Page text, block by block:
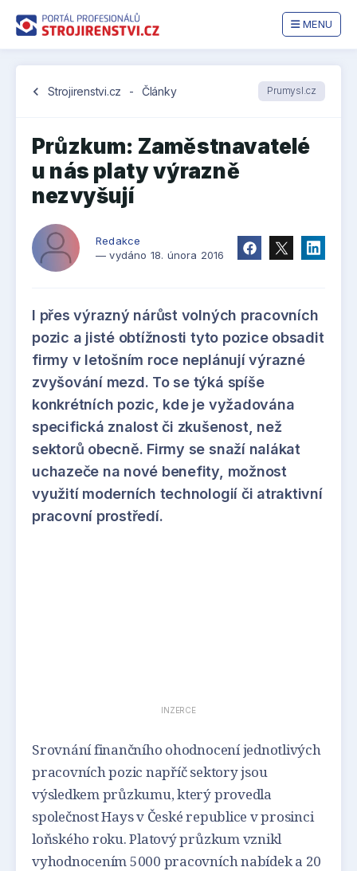
MENU
chevron_left Strojirenstvi.cz - Články Prumysl.cz
Průzkum: Zaměstnavatelé
u nás platy výrazně
nezvyšují
Redakce
— vydáno 18. února 2016
I přes výrazný nárůst volných pracovních
pozic a jisté obtížnosti tyto pozice obsadit
firmy v letošním roce neplánují výrazné
zvyšování mezd. To se týká spíše
konkrétních pozic, kde je vyžadována
specifická znalost či zkušenost, než
sektorů obecně. Firmy se snaží nalákat
uchazeče na nové benefity, možnost
využití moderních technologií či atraktivní
pracovní prostředí.
INZERCE
Srovnání finančního ohodnocení jednotlivých
pracovních pozic napříč sektory jsou
výsledkem průzkumu, který provedla
společnost Hays v České republice v prosinci
loňského roku. Platový průzkum vznikl
vyhodnocením 5000 pracovních nabídek a 20